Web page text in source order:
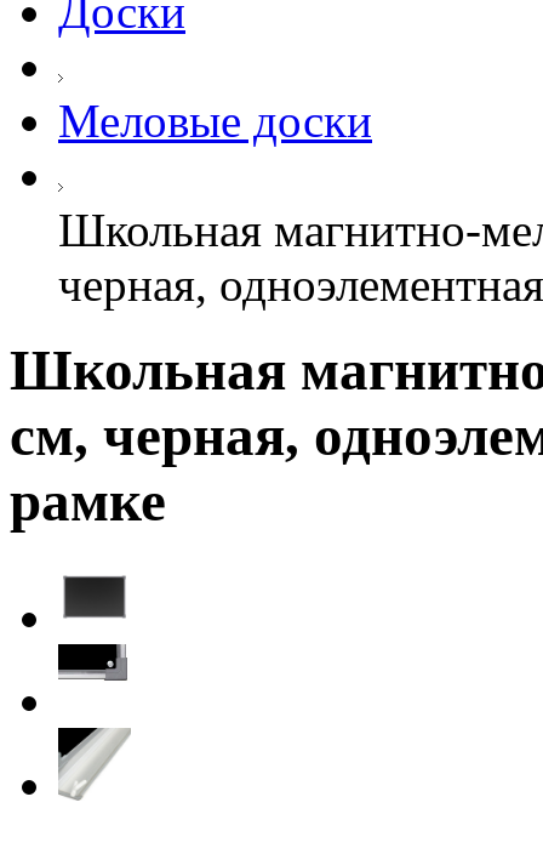
Доски
Меловые доски
Школьная магнитно-
черная,
Школьная
см, черная,
рамке